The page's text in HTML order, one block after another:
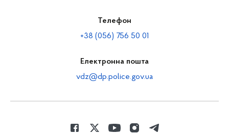
Телефон
+38 (056) 756 50 01
Електронна пошта
vdz@dp.police.gov.ua